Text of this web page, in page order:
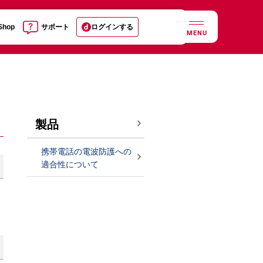
サポート ログインする
MENU
製品
携帯電話の電波防護への
適合性について